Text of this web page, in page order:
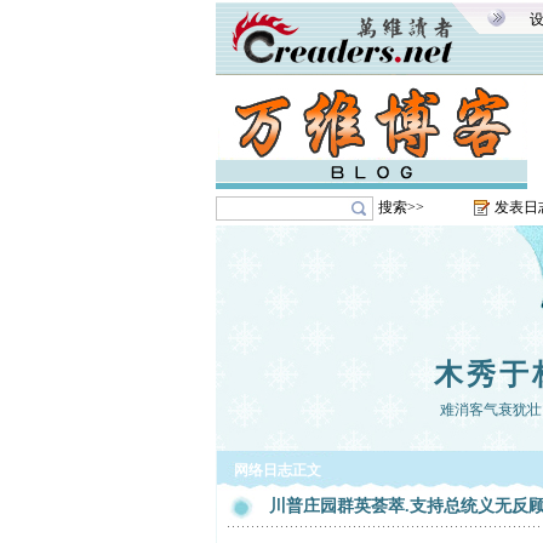
搜索>> 发表日
木秀于
难消客气衰犹
网络日志正文
川普庄园群英荟萃.支持总统义无反